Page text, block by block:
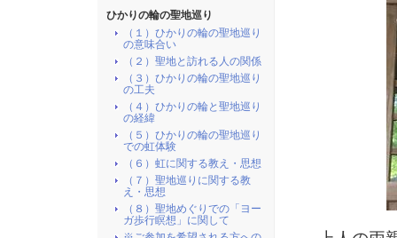
ひかりの輪の聖地巡り
（１）ひかりの輪の聖地巡り
の意味合い
（２）聖地と訪れる人の関係
（３）ひかりの輪の聖地巡り
の工夫
（４）ひかりの輪と聖地巡り
の経緯
（５）ひかりの輪の聖地巡り
での虹体験
（６）虹に関する教え・思想
（７）聖地巡りに関する教
え・思想
（８）聖地めぐりでの「ヨー
ガ歩行瞑想」に関して